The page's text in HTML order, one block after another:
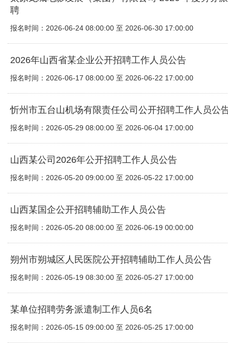
聘
报名时间：2026-06-24 08:00:00 至 2026-06-30 17:00:00
2026年山西省某企业公开招聘工作人员公告
报名时间：2026-06-17 08:00:00 至 2026-06-22 17:00:00
忻州市五台山机场有限责任公司公开招聘工作人员公
报名时间：2026-05-29 08:00:00 至 2026-06-04 17:00:00
山西某公司2026年公开招聘工作人员公告
报名时间：2026-05-20 09:00:00 至 2026-05-22 17:00:00
山西某国企公开招聘辅助工作人员公告
报名时间：2026-05-20 08:00:00 至 2026-06-19 00:00:00
朔州市朔城区人民医院公开招聘辅助工作人员公告
报名时间：2026-05-19 08:30:00 至 2026-05-27 17:00:00
某单位招聘劳务派遣制工作人员6名
报名时间：2026-05-15 09:00:00 至 2026-05-25 17:00:00